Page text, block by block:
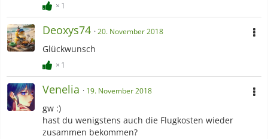
1
Deoxys74 20. November 2018
Glückwunsch
1
Venelia 19. November 2018
gw :)
hast du wenigstens auch die Flugkosten wieder
zusammen bekommen?